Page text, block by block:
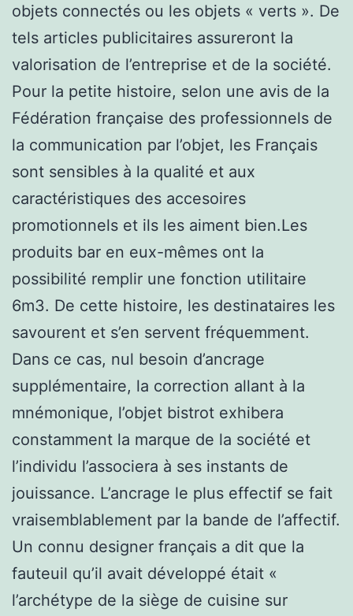
objets connectés ou les objets « verts ». De
tels articles publicitaires assureront la
valorisation de l’entreprise et de la société.
Pour la petite histoire, selon une avis de la
Fédération française des professionnels de
la communication par l’objet, les Français
sont sensibles à la qualité et aux
caractéristiques des accesoires
promotionnels et ils les aiment bien.Les
produits bar en eux-mêmes ont la
possibilité remplir une fonction utilitaire
6m3. De cette histoire, les destinataires les
savourent et s’en servent fréquemment.
Dans ce cas, nul besoin d’ancrage
supplémentaire, la correction allant à la
mnémonique, l’objet bistrot exhibera
constamment la marque de la société et
l’individu l’associera à ses instants de
jouissance. L’ancrage le plus effectif se fait
vraisemblablement par la bande de l’affectif.
Un connu designer français a dit que la
fauteuil qu’il avait développé était «
l’archétype de la siège de cuisine sur